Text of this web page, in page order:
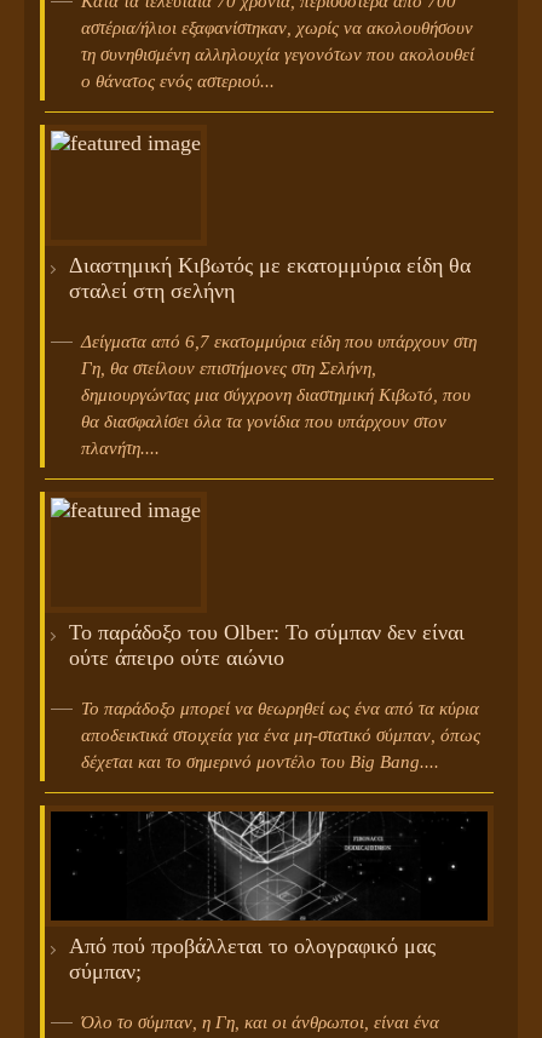
αστέρια/ήλιοι εξαφανίστηκαν, χωρίς να ακολουθήσουν
τη συνηθισμένη αλληλουχία γεγονότων που ακολουθεί
ο θάνατος ενός αστεριού...
Διαστημική Κιβωτός με εκατομμύρια είδη θα
σταλεί στη σελήνη
Δείγματα από 6,7 εκατομμύρια είδη που υπάρχουν στη
Γη, θα στείλουν επιστήμονες στη Σελήνη,
δημιουργώντας μια σύγχρονη διαστημική Κιβωτό, που
θα διασφαλίσει όλα τα γονίδια που υπάρχουν στον
πλανήτη....
Το παράδοξο του Olber: Το σύμπαν δεν είναι
ούτε άπειρο ούτε αιώνιο
Το παράδοξο μπορεί να θεωρηθεί ως ένα από τα κύρια
αποδεικτικά στοιχεία για ένα μη-στατικό σύμπαν, όπως
δέχεται και το σημερινό μοντέλο του Big Bang....
Από πού προβάλλεται το ολογραφικό μας
σύμπαν;
Όλο το σύμπαν, η Γη, και οι άνθρωποι, είναι ένα